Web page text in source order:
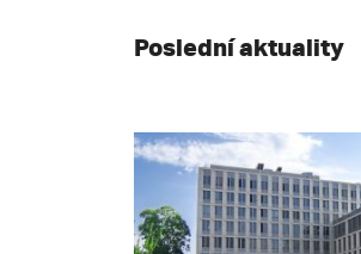
Poslední aktuality